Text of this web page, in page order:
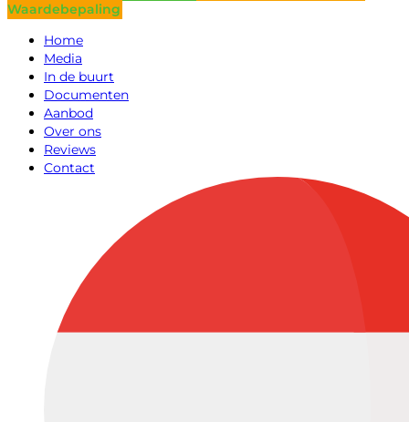
Waardebepaling
Home
Media
In de buurt
Documenten
Aanbod
Over ons
Reviews
Contact